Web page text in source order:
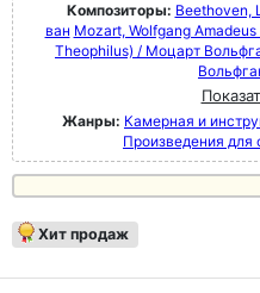
Композиторы: Beethoven,
ван Mozart, Wolfgang
Theophilus) / Моцарт
Жанры: Камерная и
Произведения для
Хит продаж